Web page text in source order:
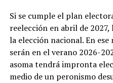
Si se cumple el plan
reelección en abril de 2027,
la elección nacional. En
serán en el verano 2026-
asoma tendrá impronta
medio de un peronismo